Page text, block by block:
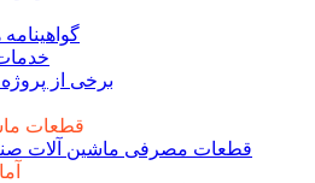
‌گواهینامه
برخی از
قطعات
قطعات مصرفی ماشین آلات